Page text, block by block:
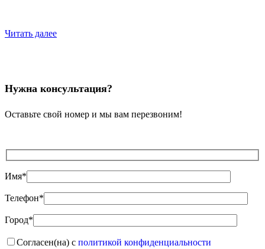
Читать далее
Нужна консультация?
Оставьте свой номер и мы вам перезвоним!
Имя*
Телефон*
Город*
Согласен(на) с политикой конфиденциальности